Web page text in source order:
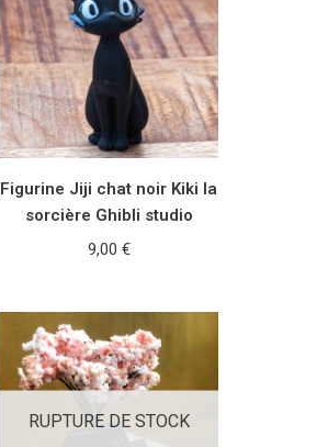
Figurine Jiji chat noir Kiki la
sorcière Ghibli studio
9,00 €
RUPTURE DE STOCK